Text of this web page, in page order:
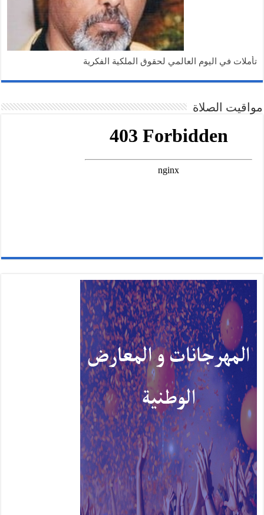
في اليوم العالمي لحقوق الملكية الفكرية
الصلاة